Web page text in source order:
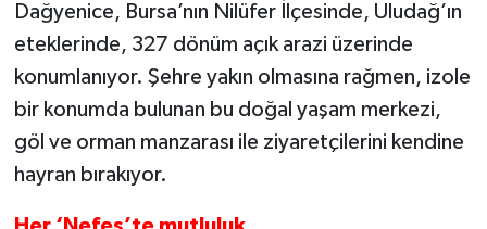
Dağyenice, Bursa’nın Nilüfer İlçesinde, Uludağ’ın
eteklerinde, 327 dönüm açık arazi üzerinde
konumlanı­yor. Şehre yakın olmasına rağmen, izole
bir konumda bulunan bu doğal yaşam merkezi,
göl ve orman manzarası ile ziya­retçilerini kendine
hayran bırakıyor.